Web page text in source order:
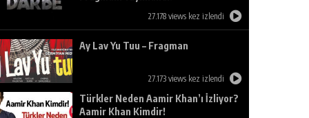
27.178 views kez izlendi
Ay Lav Yu Tuu – Fragman
27.173 views kez izlendi
Türkler Neden Aamir Khan’ı İzliyor?
Aamir Khan Kimdir!